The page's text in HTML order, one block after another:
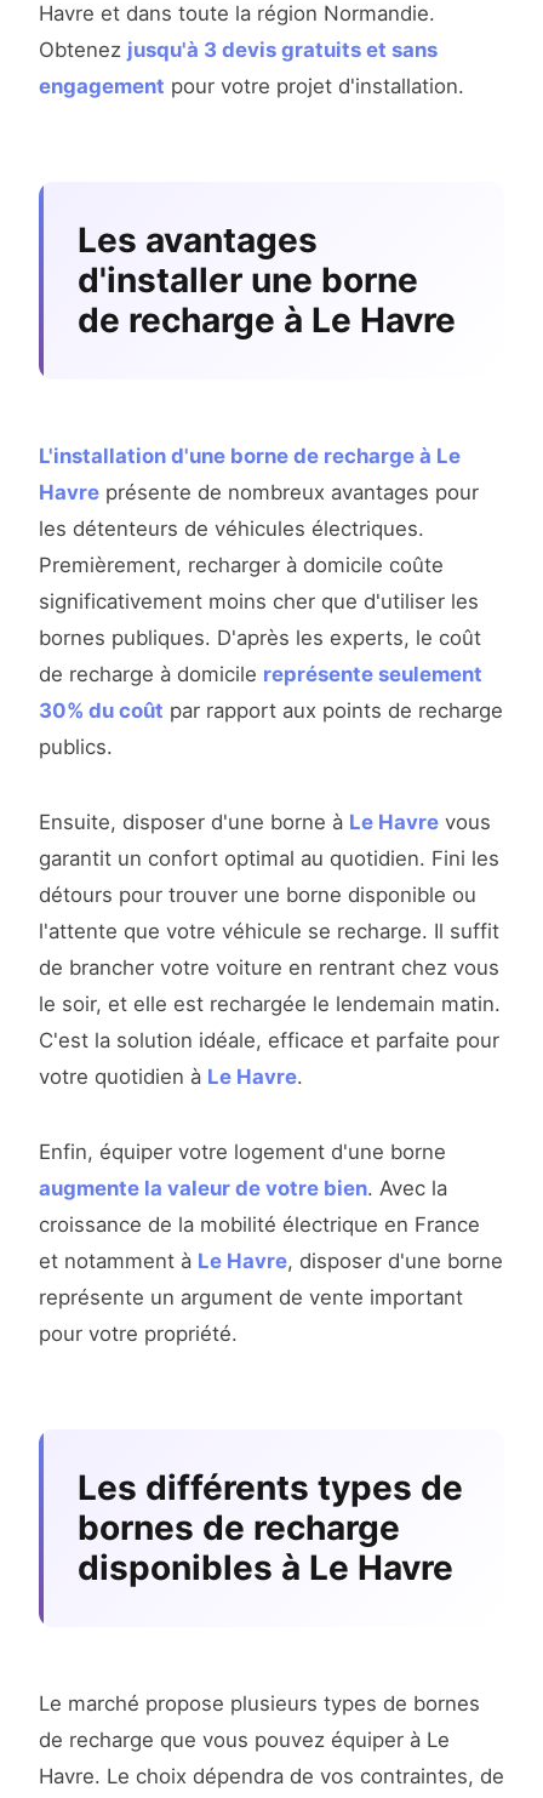
Havre et dans toute la région Normandie.
Obtenez jusqu'à 3 devis gratuits et sans
engagement pour votre projet d'installation.
Les avantages
d'installer une borne
de recharge à Le Havre
L'installation d'une borne de recharge à Le
Havre présente de nombreux avantages pour
les détenteurs de véhicules électriques.
Premièrement, recharger à domicile coûte
significativement moins cher que d'utiliser les
bornes publiques. D'après les experts, le coût
de recharge à domicile représente seulement
30% du coût par rapport aux points de recharge
publics.
Ensuite, disposer d'une borne à Le Havre vous
garantit un confort optimal au quotidien. Fini les
détours pour trouver une borne disponible ou
l'attente que votre véhicule se recharge. Il suffit
de brancher votre voiture en rentrant chez vous
le soir, et elle est rechargée le lendemain matin.
C'est la solution idéale, efficace et parfaite pour
votre quotidien à Le Havre.
Enfin, équiper votre logement d'une borne
augmente la valeur de votre bien. Avec la
croissance de la mobilité électrique en France
et notamment à Le Havre, disposer d'une borne
représente un argument de vente important
pour votre propriété.
Les différents types de
bornes de recharge
disponibles à Le Havre
Le marché propose plusieurs types de bornes
de recharge que vous pouvez équiper à Le
Havre. Le choix dépendra de vos contraintes, de